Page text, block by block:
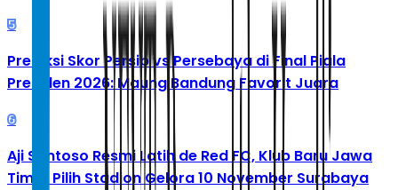
5
Prediksi Skor Persib vs Persebaya di Final Piala
Presiden 2026: Maung Bandung Favorit Juara
6
Aji Santoso Resmi Latih de Red FC, Klub Baru Jawa
Timur Pilih Stadion Gelora 10 November Surabaya